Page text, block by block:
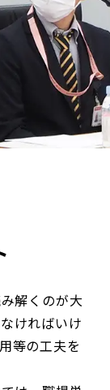
解くのが大
ければいけ
等の工夫を